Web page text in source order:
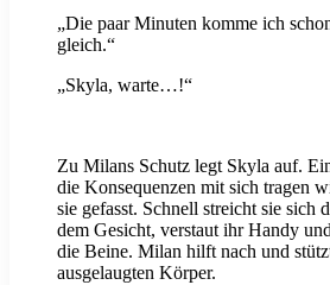
„Die paar Minuten komme ich
gleich.“
„Skyla, warte…!“
Zu Milans Schutz legt Skyla auf.
die Konsequenzen mit sich tragen
sie gefasst. Schnell streicht sie sich
dem Gesicht, verstaut ihr Handy
die Beine. Milan hilft nach und
ausgelaugten Körper.